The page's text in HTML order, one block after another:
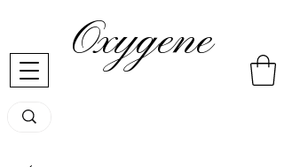
Oxygene